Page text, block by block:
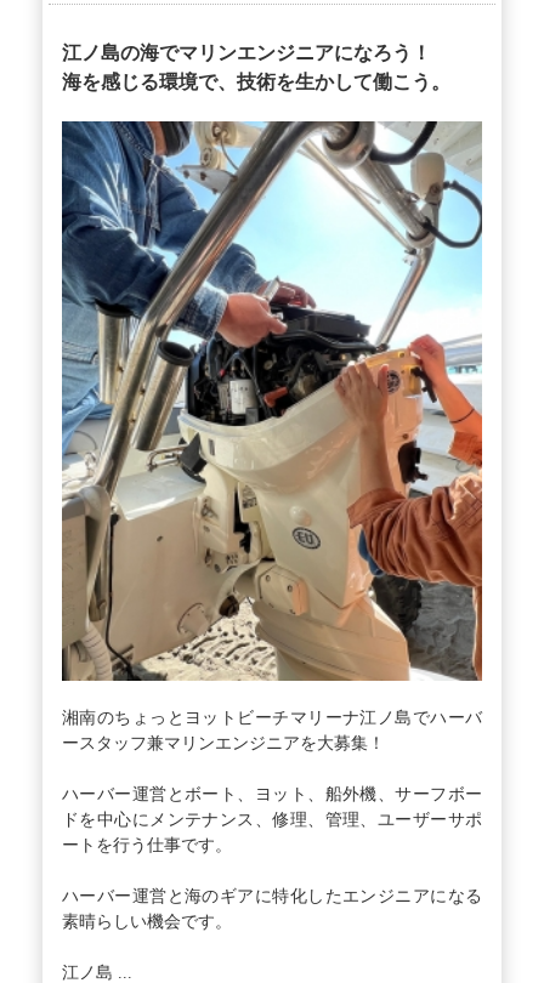
江ノ島の海でマリンエンジニアになろう！
海を感じる環境で、技術を生かして働こう。
湘南のちょっとヨットビーチマリーナ江ノ島でハーバ
ースタッフ兼マリンエンジニアを大募集！
ハーバー運営とボート、ヨット、船外機、サーフボー
ドを中心にメンテナンス、修理、管理、ユーザーサポ
ートを行う仕事です。
ハーバー運営と海のギアに特化したエンジニアになる
素晴らしい機会です。
江ノ島 ...